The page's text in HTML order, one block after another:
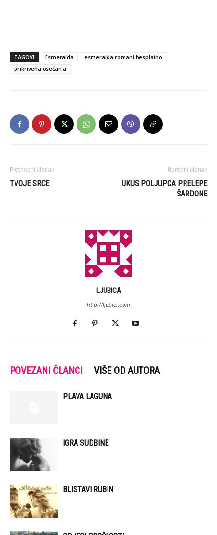
TAGOVI Esmeralda
esmeralda romani besplatno
prikrivena osećanja
Prethodni članak
TVOJE SRCE
Naredni članak
UKUS POLJUPCA PRELEPE
ŠARDONE
LJUBICA
http://ljubici.com
POVEZANI ČLANCI VIŠE OD AUTORA
PLAVA LAGUNA
IGRA SUDBINE
BLISTAVI RUBIN